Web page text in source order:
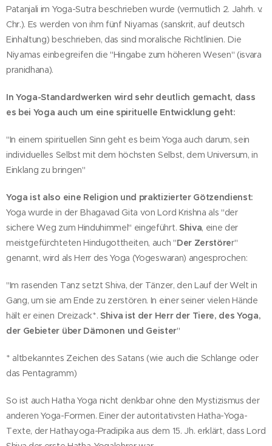
Patanjali im Yoga-Sutra beschrieben wurde (vermutlich 2. Jahrh. v.
Chr.). Es werden von ihm fünf Niyamas (sanskrit, auf deutsch
Einhaltung) beschrieben, das sind moralische Richtlinien. Die
Niyamas einbegreifen die "Hingabe zum höheren Wesen" (isvara
pranidhana ).
In Yoga-Standardwerken wird sehr deutlich gemacht, dass
es bei Yoga auch um eine spirituelle Entwicklung geht:
"In einem spirituellen Sinn geht es beim Yoga auch darum, sein
individuelles Selbst mit dem höchsten Selbst, dem Universum, in
Einklang zu bringen"
Yoga ist also eine Religion und praktizierter Götzendienst:
Yoga wurde in der Bhagavad Gita von Lord Krishna als "der
sichere Weg zum Hinduhimmel" eingeführt. Shiva, eine der
meistgefürchteten Hindugottheiten, auch "Der Zerstörer"
genannt, wird als Herr des Yoga (Yogeswaran) angesprochen:
"Im rasenden Tanz setzt Shiva, der Tänzer, den Lauf der Welt in
Gang, um sie am Ende zu zerstören. In einer seiner vielen Hände
hält er einen Dreizack*. Shiva ist der Herr der Tiere, des Yoga,
der Gebieter über Dämonen und Geister"
* altbekanntes Zeichen des Satans (wie auch die Schlange oder
das Pentagramm)
So ist auch Hatha Yoga nicht denkbar ohne den Mystizismus der
anderen Yoga-Formen. Einer der autoritativsten Hatha-Yoga-
Texte, der Hathayoga-Pradipika aus dem 15. Jh. erklärt, dass Lord